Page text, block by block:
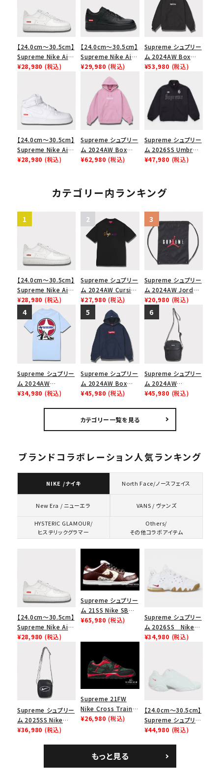
【24.0cm～30.5cm】
Supreme Nike Air
Force 1 Low シュプ
ューズ ホワイト
¥28,980 (税込)
【24.0cm～30.5cm】
Supreme Nike Air
Force 1 Low シュプ
リーム ナイキエアフォ
ース１スニーカー シ
ューズ ブラック
¥29,980 (税込)
Supreme シュプリー
ム 2024AW Box
Logo Hooded
スロゴフードパーカー
ブラック 黒
¥53,980 (税込)
【24.0cm～30.5cm】
Supreme Nike Air
Force 1 Mid シュプ
ューズ ホワイト 白
¥28,980 (税込)
Supreme シュプリー
ム 2024AW Box
Logo Hooded
ダスティーピンク
¥62,980 (税込)
Supreme シュプリー
ム 2026SS Umbro
Rhinestone Track
ジャケット ブラック
¥47,980 (税込)
カテゴリー内ランキング
【24.0cm～30.5cm】
Supreme Nike Air
Force 1 Low シュプ
リーム ナイキエアフォ
ース１スニーカー シ
ューズ ホワイト
¥28,980 (税込)
Supreme シュプリー
ム 2024AW Cursive
S/S Top カーシブシ
ョートスリーブトップ
Tシャツ ブラック 黒
¥27,980 (税込)
Supreme シュプリー
ム 2024AW Jordan
Drawstring Bag ジ
ョーダンドローストリ
ングバッグ バックパッ
ク ブラック 黒
¥20,980 (税込)
Supreme シュプリー
ム 2024AW
Hysteric Glamour
¥34,980 (税込)
Supreme シュプリー
ム 2024AW Box
Logo Hooded
ネイビー 紺
¥45,980 (税込)
Supreme シュプリー
ム 2024AW
Leather Shoulder
¥45,980 (税込)
カテゴリー一覧を見る
ブランドコラボレーション人気ランキング
NIKE /ナイキ North Face/ノースフェイス
New Era / ニューエラ VANS / ヴァンズ
HYSTERIC GLAMOUR/
ヒステリックグラマー
Others/
その他コラボアイテム
【24.0cm～30.5cm】
Supreme Nike Air
Force 1 Low シュプ
リーム ナイキエアフォ
ース１スニーカー シ
ューズ ホワイト
¥28,980 (税込)
Supreme シュプリー
ム 21SS Nike SB
Dunk Low ナイキSB
¥65,980 (税込)
Supreme シュプリー
ム 2026SS Nike
SB Air Max 2 CB 94
¥34,980 (税込)
Supreme シュプリー
ム 2025SS Nike
Leather Shoulder
¥36,980 (税込)
Supreme 21FW
Nike Cross Trainer
Low ナイキクロスト
¥26,980 (税込)
【24.0cm～30.5cm】
Supreme シュプリー
ム 2023AW Nike
カー ホワイト 白
¥44,980 (税込)
もっと見る